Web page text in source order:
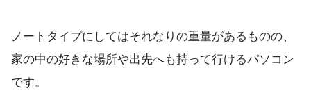
ノートタイプにしてはそれなりの重量があるものの、
家の中の好きな場所や出先へも持って行けるパソコン
です。